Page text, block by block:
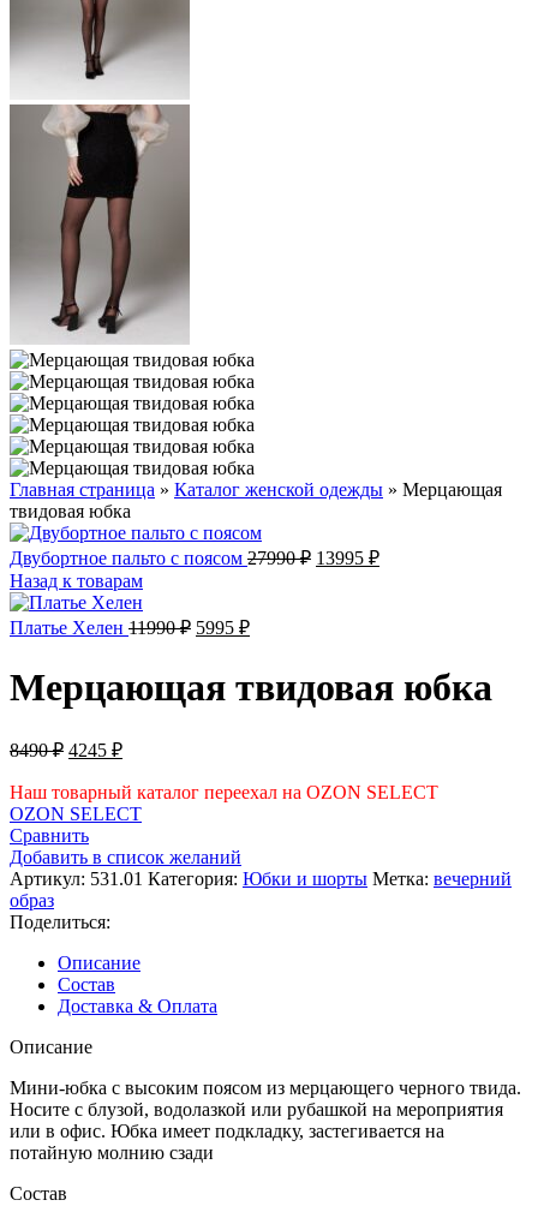
Главная страница » Каталог женской одежды » Мерцающая
твидовая юбка
Двубортное пальто с поясом 27990₽ Первоначальная
13995 ₽Текущая
Назад к товарам
Платье Хелен 11990₽ Первоначальная
11990 ₽.
5995 ₽Текущая
Мерцающая твидовая юбка
8490₽ Первоначальная
составляла
8490 ₽.
4245 ₽Текущая
4245 ₽.
Наш товарный каталог переехал на OZON SELECT
OZON SELECT
Сравнить
Добавить в список желаний
Артикул: 531.01 Категория: Юбки и шорты Метка: вечерний
образ
Поделиться:
Описание
Состав
Доставка & Оплата
Описание
Мини-юбка с высоким поясом из мерцающего черного твида.
Носите с блузой, водолазкой или рубашкой на мероприятия
или в офис. Юбка имеет подкладку, застегивается на
потайную молнию сзади
Состав